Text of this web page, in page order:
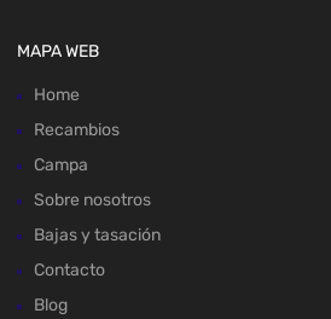
MAPA WEB
Home
Recambios
Campa
Sobre nosotros
Bajas y tasación
Contacto
Blog